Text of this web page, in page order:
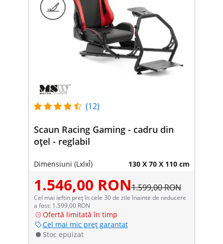
(12)
Scaun Racing Gaming - cadru din
oțel - reglabil
Dimensiuni (LxlxÎ) 130 X 70 X 110 cm
1.546,00 RON1.599,00 RON
Cel mai ieftin preț în cele 30 de zile înainte de reducere
a fost: 1.599,00 RON
Ofertă limitată în timp
Cel mai mic preț garantat
Stoc epuizat